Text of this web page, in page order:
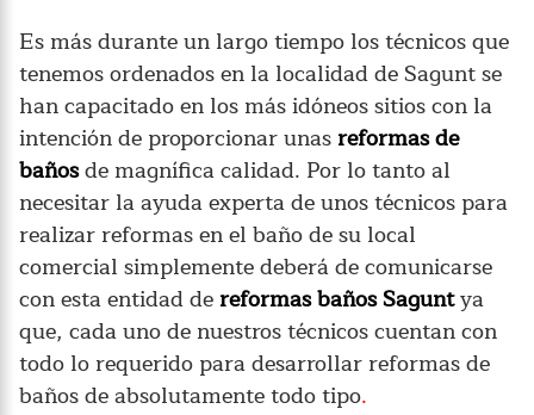
Es más durante un largo tiempo los técnicos que
tenemos ordenados en la localidad de Sagunt se
han capacitado en los más idóneos sitios con la
intención de proporcionar unasreformas de
bañosde magnífica calidad. Por lo tanto al
necesitar la ayuda experta de unos técnicos para
realizar reformas en el baño de su local
comercial simplemente deberá de comunicarse
con esta entidad dereformas baños Saguntya
que, cada uno de nuestros técnicos cuentan con
todo lo requerido para desarrollar reformas de
baños de absolutamente todo tipo.